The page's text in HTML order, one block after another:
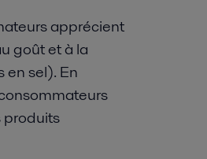
apprécient
goût et à la
en sel). En
produits